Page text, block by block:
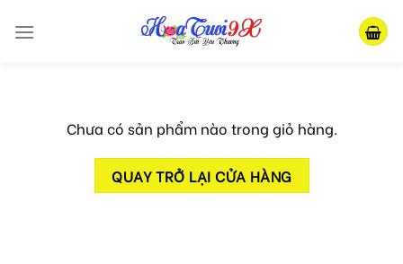
Chưa có sản phẩm nào trong giỏ hàng.
QUAY TRỞ LẠI CỬA HÀNG